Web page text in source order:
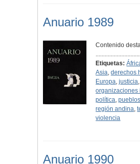
Anuario 1989
Contenido
Etiquetas:
Asia,derechos
Europa,justicia
organizaciones
política,
región andina,
violencia
Anuario 1990